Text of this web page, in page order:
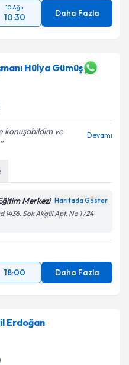
10 Ağu
10:30 Daha Fazla
Hülya Gümüş
konuşabildim ve
Devamı
Merkezi Haritada Göster
1436. Sok Akgül Apt. No 1 /24
18:00 Daha Fazla
Erdoğan